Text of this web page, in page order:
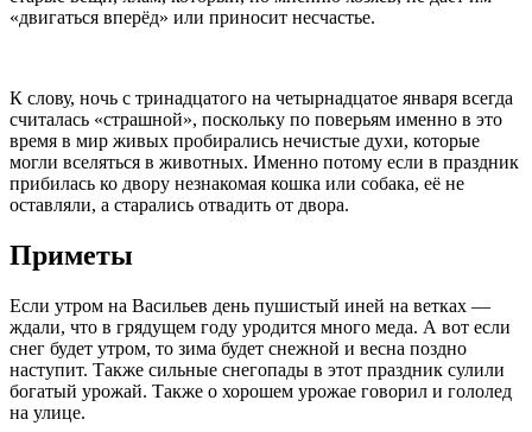
«двигаться вперёд» или приносит несчастье.
К слову, ночь с тринадцатого на четырнадцатое января всегда
считалась «страшной», поскольку по поверьям именно в это
время в мир живых пробирались нечистые духи, которые
могли вселяться в животных. Именно потому если в праздник
прибилась ко двору незнакомая кошка или собака, её не
оставляли, а старались отвадить от двора.
Приметы
Если утром на Васильев день пушистый иней на ветках —
ждали, что в грядущем году уродится много меда. А вот если
снег будет утром, то зима будет снежной и весна поздно
наступит. Также сильные снегопады в этот праздник сулили
богатый урожай. Также о хорошем урожае говорил и гололед
на улице.